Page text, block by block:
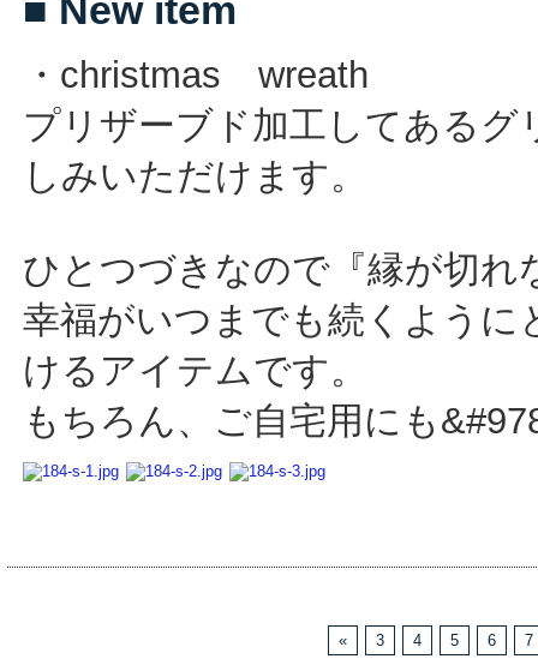
■ New item
・christmas wreath
プリザーブド加工してある
しみいただけます。
ひとつづきなので『縁が切れ
幸福がいつまでも続くよう
けるアイテムです。
もちろん、ご自宅用にも
« 3 4 5 6 7